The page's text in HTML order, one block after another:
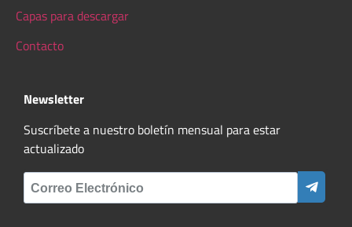
Capas para descargar
Contacto
Newsletter
Suscríbete a nuestro boletín mensual para estar
actualizado